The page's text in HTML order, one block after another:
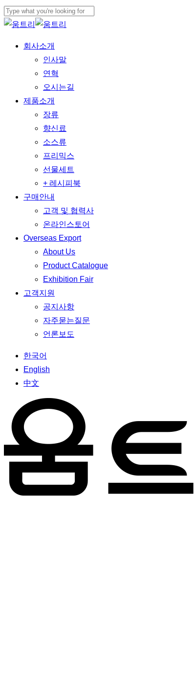
본문으로
건너뛰기
검색
메뉴
회사소개
인사말
연혁
오시는길
제품소개
장류
향신료
소스류
프리믹스
선물세트
+ 레시피북
구매안내
고객 및 협력사
온라인스토어
Overseas Export
About Us
Product Catalogue
Exhibition Fair
고객지원
공지사항
자주묻는질문
언론보도
한국어
English
中文